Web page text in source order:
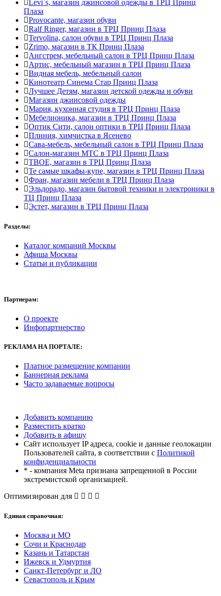
Levi`s, магазин джинсовой одежды в ТРЦ Принц
Плаза
Provocante, магазин обуви
Ralf Ringer, магазин в ТРЦ Принц Плаза
Tervolina, салон обуви в ТРЦ Принц Плаза
Zrimo, магазин в ТК Принц Плаза
Ангстрем, мебельный салон в ТРЦ Принц Плаза
Артис, мебельный магазин в ТРЦ Принц Плаза
Видная мебель, мебельный салон
Кинотеатр Синема Стар Принц Плаза
Лучшее Детям, магазин детской одежды и обуви
Магазин джинсовой одежды
Мария, кухонная студия в ТРЦ Принц Плаза
Мебелионика, магазин в ТРЦ Принц Плаза
Оптик Сити, салон оптики в ТРЦ Принц Плаза
Плиния, химчистка в Ясенево
Сава-мебель, мебельный салон в ТРЦ Принц Плаза
Салон-магазин МТС в ТРЦ Принц Плаза
ТВОЕ, магазин в ТРЦ Принц Плаза
Те самые шкафы-купе, магазин в ТРЦ Принц Плаза
Фран, магазин мебели в ТРЦ Принц Плаза
Эльдорадо, магазин бытовой техники и электроники в
ТЦ Принц Плаза
Эстет, магазин в ТРЦ Принц Плаза
Разделы:
Каталог компаний Москвы
Афиша Москвы
Статьи и публикации
Партнерам:
О проекте
Инфопартнерство
РЕКЛАМАНА ПОРТАЛЕ:
Платное размещение компании
Баннерная реклама
Часто задаваемые вопросы
Добавить компанию
Разместить кратко
Добавить в афишу
Сайт использует IP адреса, cookie и данные геолокации
Пользователей сайта, в соответствии с Политикой
конфиденциальности
* - компания Meta признана запрещенной в России
экстремистской организацией.
Оптимизирован для
Единая справочная:
Москва и МО
Сочи и Краснодар
Казань и Татарстан
Ижевск и Удмуртия
Санкт-Петербург и ЛО
Севастополь и Крым